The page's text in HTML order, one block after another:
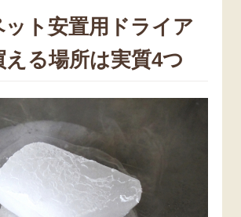
ット安置用ドライア
る場所は実質4つ